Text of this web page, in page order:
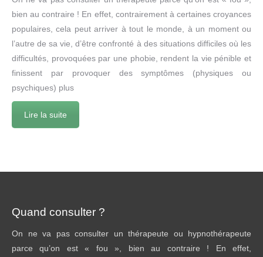
bien au contraire ! En effet, contrairement à certaines croyances
populaires, cela peut arriver à tout le monde, à un moment ou
l’autre de sa vie, d’être confronté à des situations difficiles où les
difficultés, provoquées par une phobie, rendent la vie pénible et
finissent par provoquer des symptômes (physiques ou
psychiques) plus
Lire la suite
Quand consulter ?
On ne va pas consulter un thérapeute ou hypnothérapeute
parce qu’on est « fou », bien au contraire ! En effet,